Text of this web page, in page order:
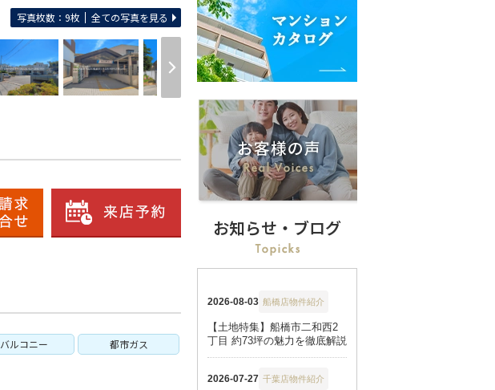
写真枚数：9枚 全ての写真を見る
バルコニー 都市ガス
お知らせ・ブログ